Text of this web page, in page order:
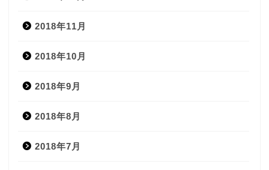
2018年11月
2018年10月
2018年9月
2018年8月
2018年7月